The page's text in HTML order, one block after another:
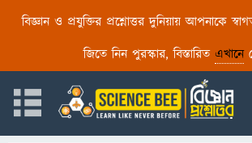
বিজ্ঞান ও প্রযুক্তির প্রশ্নোত্তর দুনিয়ায় আপনাকে
জিতে নিন পুরস্কার, বিস্তারিত এখানে